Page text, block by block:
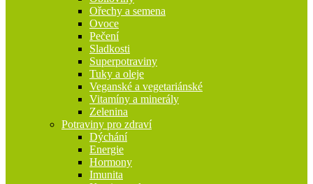
Ořechy a semena
Ovoce
Pečení
Sladkosti
Superpotraviny
Tuky a oleje
Veganské a vegetariánské
Vitamíny a minerály
Zelenina
Potraviny pro zdraví
Dýchání
Energie
Hormony
Imunita